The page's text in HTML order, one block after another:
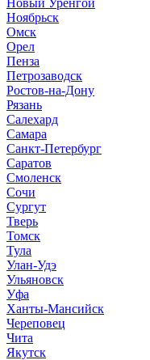
Новый Уренгой
Ноябрьск
Омск
Орел
Пенза
Петрозаводск
Ростов-на-Дону
Рязань
Салехард
Самара
Санкт-Петербург
Саратов
Смоленск
Сочи
Сургут
Тверь
Томск
Тула
Улан-Удэ
Ульяновск
Уфа
Ханты-Мансийск
Череповец
Чита
Якутск